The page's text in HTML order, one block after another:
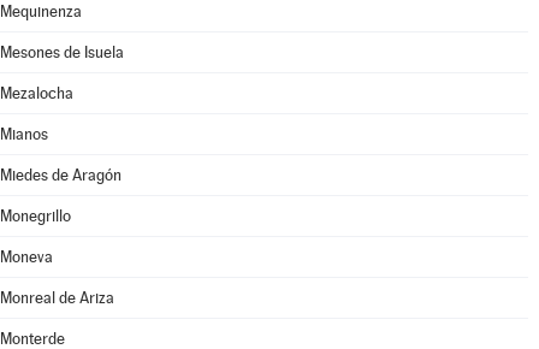
Mequinenza
Mesones de Isuela
Mezalocha
Mianos
Miedes de Aragón
Monegrillo
Moneva
Monreal de Ariza
Monterde